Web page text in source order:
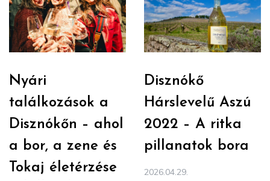
Nyári
találkozások a
Disznókőn – ahol
a bor, a zene és
Tokaj életérzése
Disznókő
Hárslevelű Aszú
2022 – A ritka
pillanatok bora
2026.04.29.